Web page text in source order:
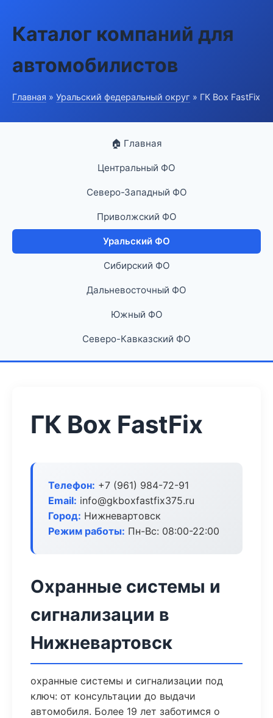
Каталог компаний для
автомобилистов
Главная » Уральский федеральный округ » ГК Box FastFix
🏠 Главная
Центральный ФО
Северо-Западный ФО
Приволжский ФО
Уральский ФО
Сибирский ФО
Дальневосточный ФО
Южный ФО
Северо-Кавказский ФО
ГК Box FastFix
Телефон: +7 (961) 984-72-91
Email: info@gkboxfastfix375.ru
Город: Нижневартовск
Режим работы: Пн-Вс: 08:00-22:00
Охранные системы и
сигнализации в
Нижневартовск
охранные системы и сигнализации под
ключ: от консультации до выдачи
автомобиля. Более 19 лет заботимся о